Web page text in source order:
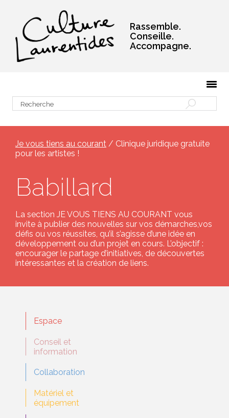
Rassemble.
Conseille.
Accompagne.
Je vous tiens au courant / Clinique juridique gratuite
pour les artistes !
Babillard
La section JE VOUS TIENS AU COURANT vous
invite à publier des nouvelles sur vos démarches,vos
défis ou vos réussites, qu’il s’agisse d’une idée en
développement ou d’un projet en cours. L’objectif :
encourager le partage d’initiatives, de découvertes
intéressantes et la création de liens.
Espace
Conseil et
information
Collaboration
Matériel et
équipement